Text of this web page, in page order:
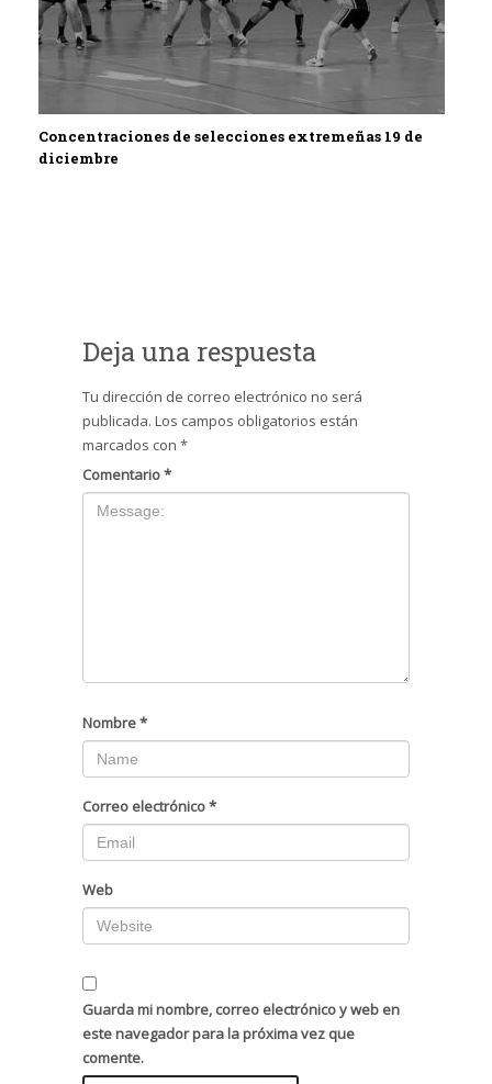
Concentraciones de selecciones extremeñas 19 de
diciembre
Deja una respuesta
Tu dirección de correo electrónico no será
publicada. Los campos obligatorios están
marcados con *
Comentario*
Nombre*
Correo electrónico*
Web
Guarda mi nombre, correo electrónico y web en
este navegador para la próxima vez que
comente.